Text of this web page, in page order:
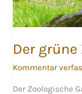
Der
Kommentar
Der Zoologische